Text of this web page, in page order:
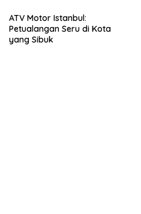
ATV Motor Istanbul:
Petualangan Seru di Kota
yang Sibuk